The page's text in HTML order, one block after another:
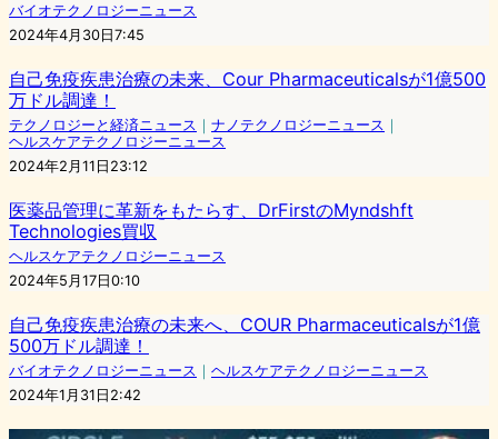
バイオテクノロジーニュース
2024年4月30日7:45
自己免疫疾患治療の未来、Cour Pharmaceuticalsが1億500
万ドル調達！
テクノロジーと経済ニュース ｜ ナノテクノロジーニュース ｜
ヘルスケアテクノロジーニュース
2024年2月11日23:12
医薬品管理に革新をもたらす、DrFirstのMyndshft
Technologies買収
ヘルスケアテクノロジーニュース
2024年5月17日0:10
自己免疫疾患治療の未来へ、COUR Pharmaceuticalsが1億
500万ドル調達！
バイオテクノロジーニュース ｜ ヘルスケアテクノロジーニュース
2024年1月31日2:42